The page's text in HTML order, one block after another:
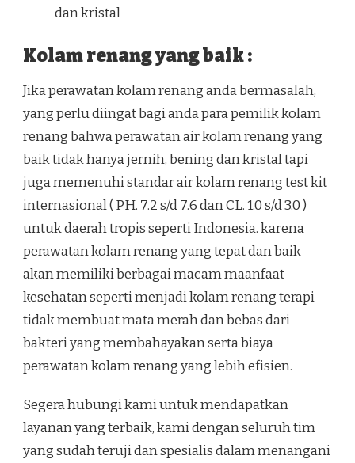
dan kristal
Kolam renang yang baik :
Jika perawatan kolam renang anda bermasalah,
yang perlu diingat bagi anda para pemilik kolam
renang bahwa perawatan air kolam renang yang
baik tidak hanya jernih, bening dan kristal tapi
juga memenuhi standar air kolam renang test kit
internasional ( PH. 7.2 s/d 7.6 dan CL. 1.0 s/d 3.0 )
untuk daerah tropis seperti Indonesia. karena
perawatan kolam renang yang tepat dan baik
akan memiliki berbagai macam maanfaat
kesehatan seperti menjadi kolam renang terapi
tidak membuat mata merah dan bebas dari
bakteri yang membahayakan serta biaya
perawatan kolam renang yang lebih efisien.
Segera hubungi kami untuk mendapatkan
layanan yang terbaik, kami dengan seluruh tim
yang sudah teruji dan spesialis dalam menangani